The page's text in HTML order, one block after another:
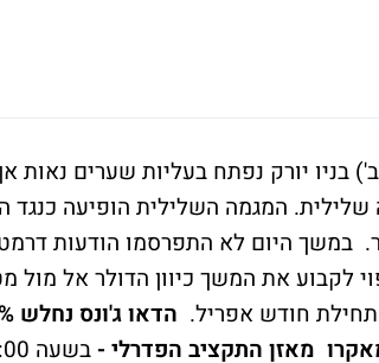
בניו יורק נפתח בעליות שערים
המגמה השלילית הופיעה כנגד
במשך היום לא התפרסמו הודעות
לקבוע את המשך כיוון הדולר אל מול
חודש אפריל.